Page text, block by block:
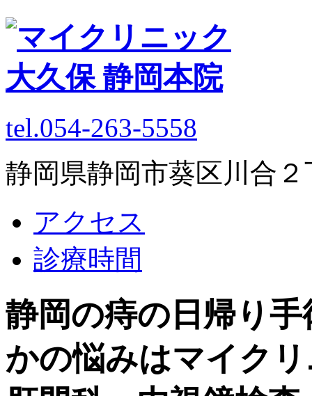
tel.054-263-5558
静岡県静岡市葵区川合２
アクセス
診療時間
静岡の痔の日帰り
かの悩みはマイク